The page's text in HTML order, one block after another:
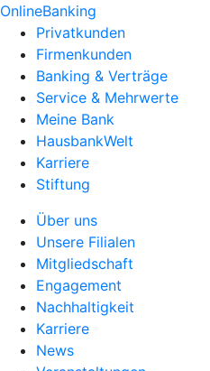
OnlineBanking
Privatkunden
Firmenkunden
Banking & Verträge
Service & Mehrwerte
Meine Bank
HausbankWelt
Karriere
Stiftung
Über uns
Unsere Filialen
Mitgliedschaft
Engagement
Nachhaltigkeit
Karriere
News